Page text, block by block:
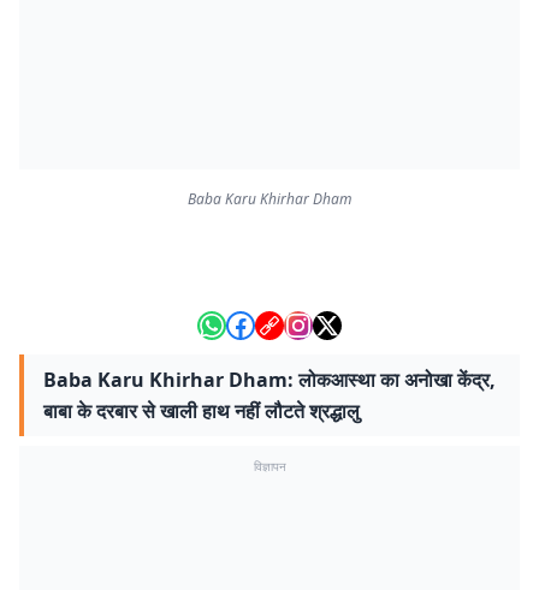
Baba Karu Khirhar Dham
Baba Karu Khirhar Dham: लोकआस्था का अनोखा केंद्र,
बाबा के दरबार से खाली हाथ नहीं लौटते श्रद्धालु
विज्ञापन